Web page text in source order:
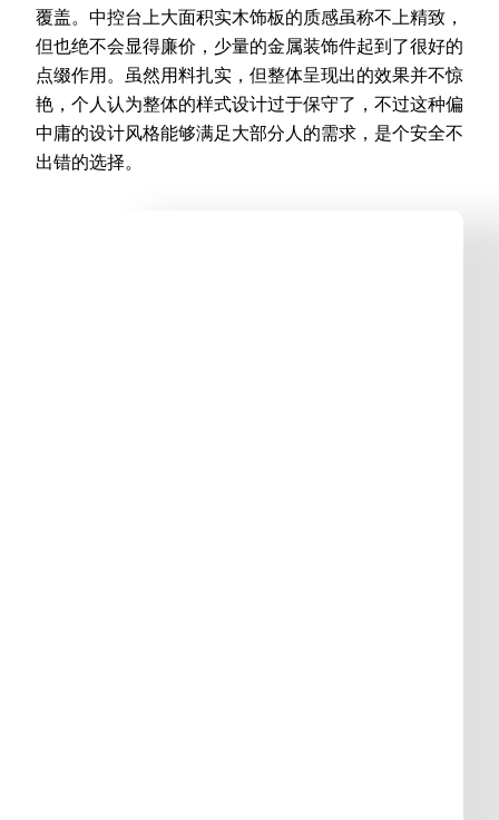
覆盖。中控台上大面积实木饰板的质感虽称不上精致，
但也绝不会显得廉价，少量的金属装饰件起到了很好的
点缀作用。虽然用料扎实，但整体呈现出的效果并不惊
艳，个人认为整体的样式设计过于保守了，不过这种偏
中庸的设计风格能够满足大部分人的需求，是个安全不
出错的选择。